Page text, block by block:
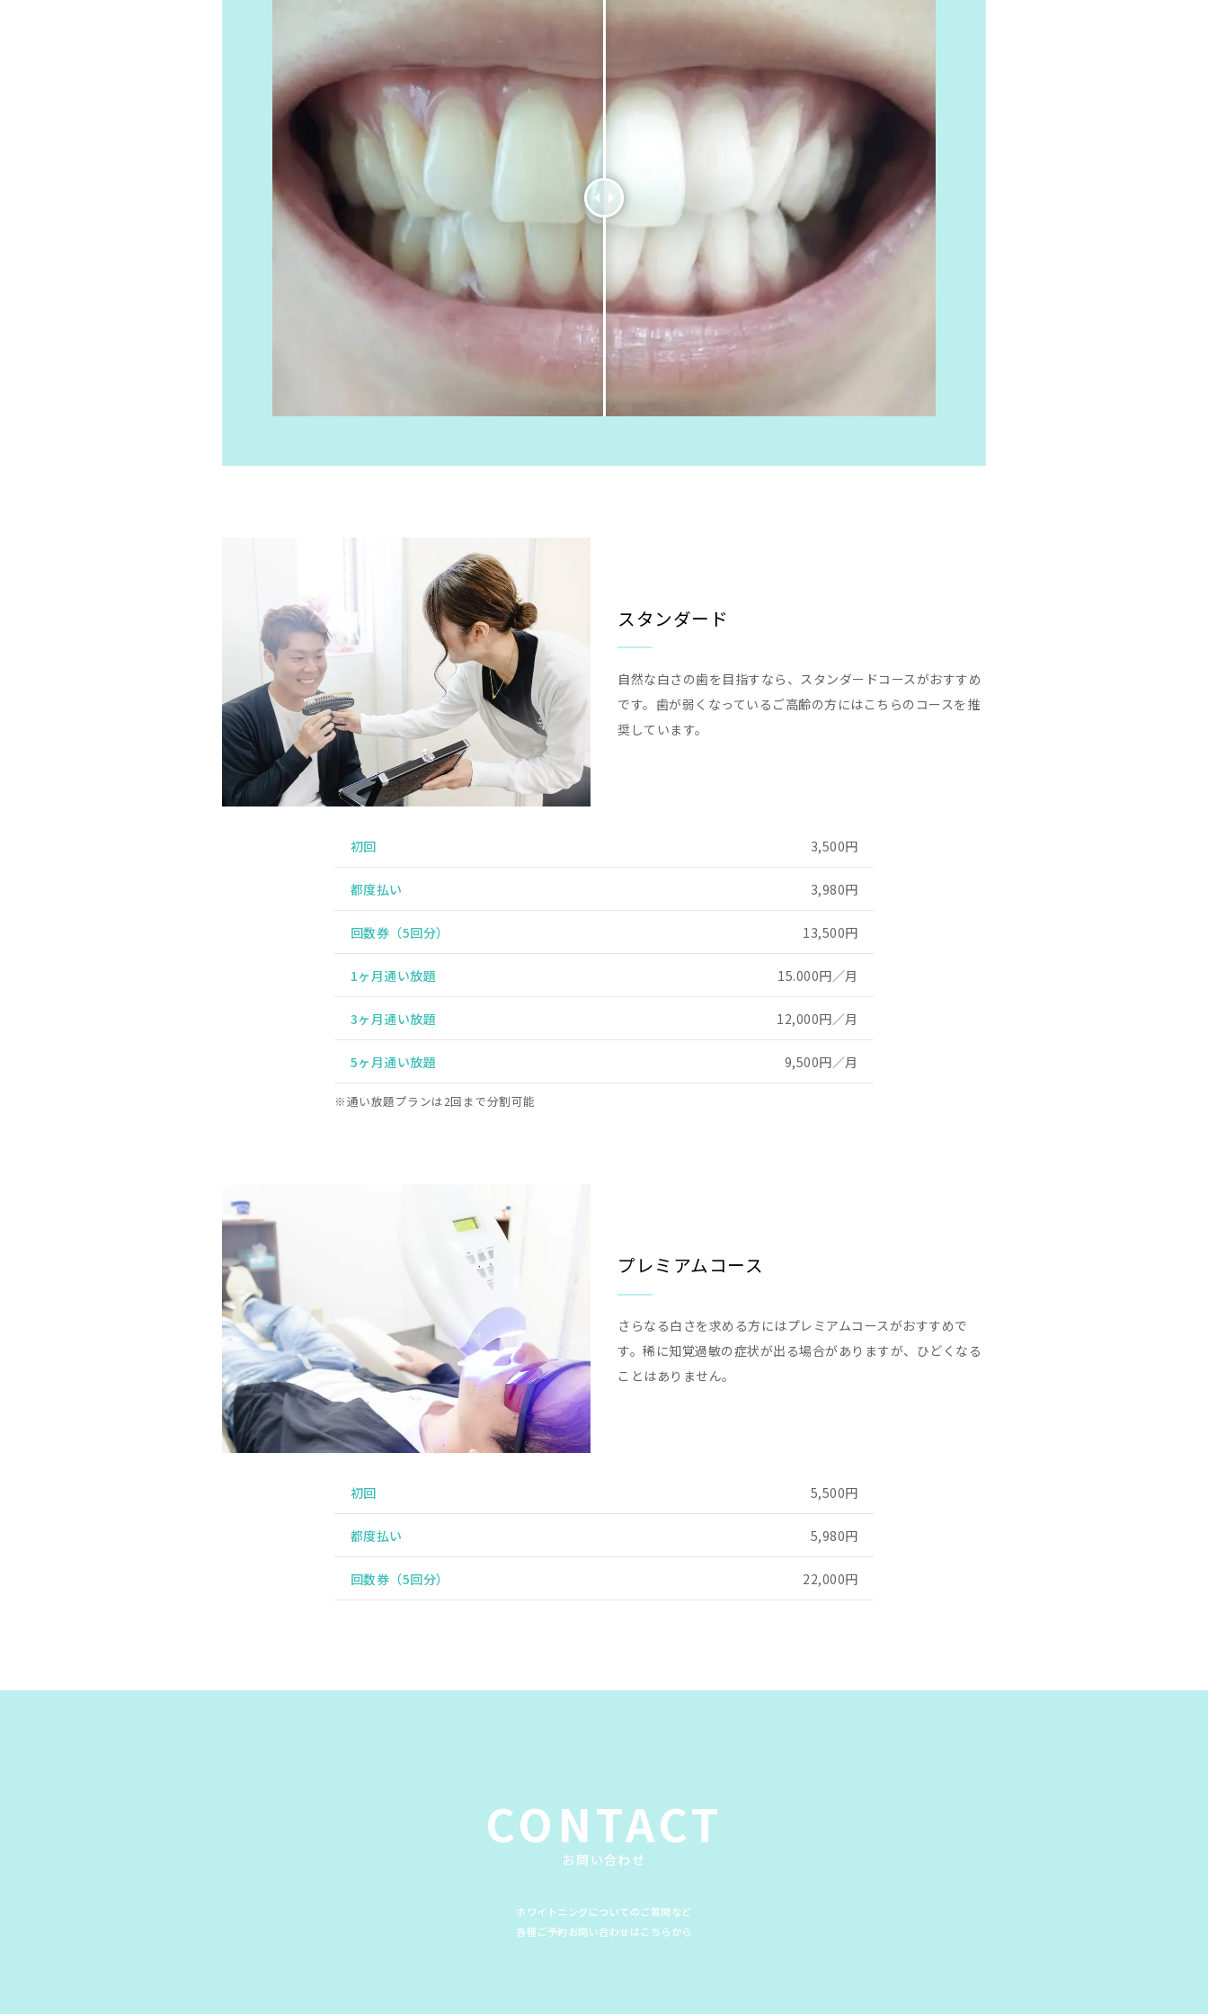
スタンダード
自然な白さの歯を目指すなら、スタンダードコースがおすすめ
です。歯が弱くなっているご高齢の方にはこちらのコースを推
奨しています。
初回 3,500円
都度払い 3,980円
回数券（5回分） 13,500円
1ヶ月通い放題 15.000円／月
3ヶ月通い放題 12,000円／月
5ヶ月通い放題 9,500円／月
※通い放題プランは2回まで分割可能
プレミアムコース
さらなる白さを求める方にはプレミアムコースがおすすめで
す。稀に知覚過敏の症状が出る場合がありますが、ひどくなる
ことはありません。
初回 5,500円
都度払い 5,980円
回数券（5回分） 22,000円
CONTACT
お問い合わせ
ホワイトニングについてのご質問など
各種ご予約お問い合わせはこちらから